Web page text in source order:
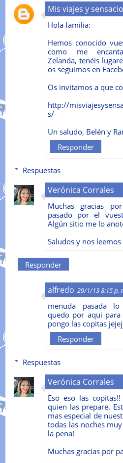
Mis viajes y
Hola familia:
Hemos conocido
como me
Zelanda, tenéis
os seguimos en
Os invitamos a que
http://
s/
Un saludo, Belén y
Responder
Respuestas
Verónica Corrales
Muchas gracias
pasado por el
Algún sitio me lo
Saludos y nos leemos
Responder
alfredo 29/1/13 8:15 p.
menuda pasada
quedo por aqui
pongo las copitas
Responder
Respuestas
Verónica Corrales
Eso eso las
quien las prepare.
mas especial de
todas las noches
la pena!
Muchas gracias por